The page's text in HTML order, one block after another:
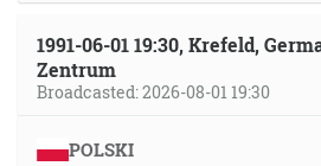
1991-06-01 19:30, Krefeld,
Zentrum
Broadcasted: 2026-08-01 19:30
POLSKI